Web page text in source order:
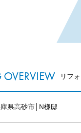
リフ
県高砂市│N様邸